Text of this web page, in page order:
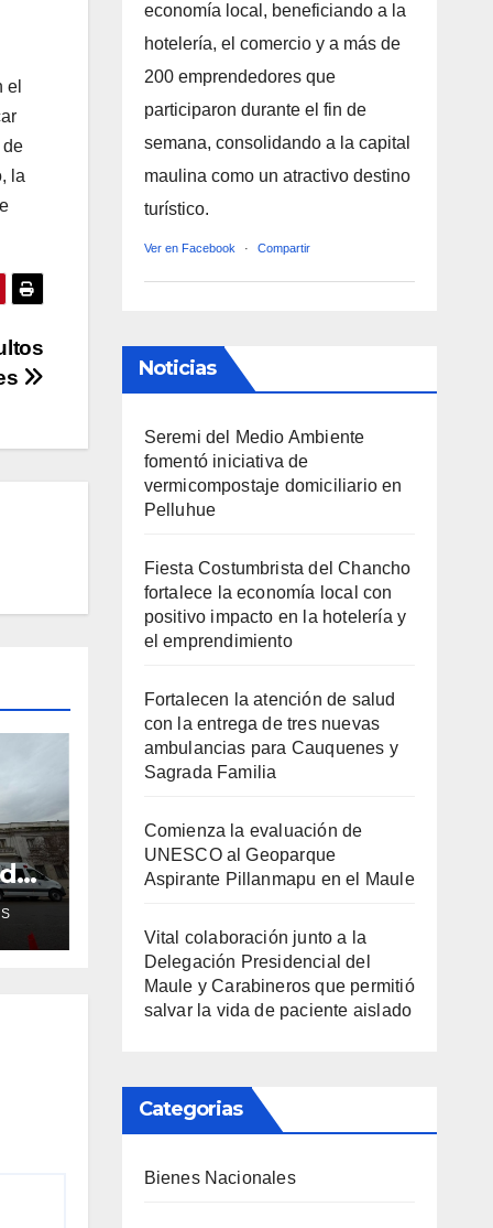
el
de
la
economía local, beneficiando a la
hotelería, el comercio y a más de
200 emprendedores que
participaron durante el fin de
semana, consolidando a la capital
maulina como un atractivo destino
turístico.
Ver en Facebook · Compartir
Noticias
Seremi del Medio Ambiente
fomentó iniciativa de
vermicompostaje domiciliario en
Pelluhue
Fiesta Costumbrista del Chancho
fortalece la economía local con
positivo impacto en la hotelería y
el emprendimiento
Fortalecen la atención de salud
con la entrega de tres nuevas
ambulancias para Cauquenes y
Sagrada Familia
Comienza la evaluación de
UNESCO al Geoparque
Aspirante Pillanmapu en el Maule
Vital colaboración junto a la
Delegación Presidencial del
Maule y Carabineros que permitió
salvar la vida de paciente aislado
Categorias
Bienes Nacionales